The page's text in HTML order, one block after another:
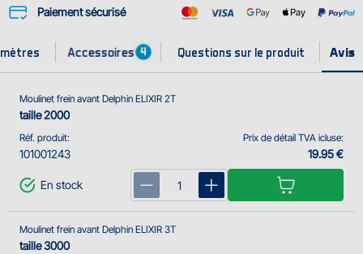
Paiement sécurisé
Accessoires 4 Questions sur le produit
Réf. produit:
101001243
Moulinet frein avant Delphin ELIXIR 2T
taille 2000
Prix de détail TVA icluse:
19.95 €
En stock
Moulinet frein avant Delphin ELIXIR 3T
taille 3000